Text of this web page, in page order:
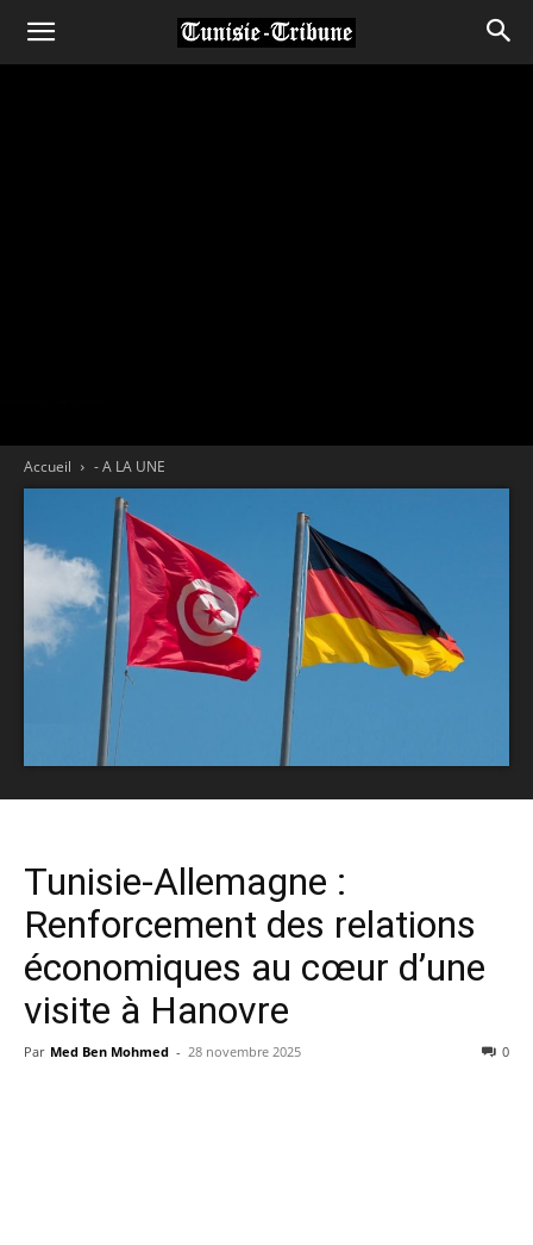
Accueil - A LA UNE
Tunisie-Allemagne :
Renforcement des relations
économiques au cœur d’une
visite à Hanovre
Par Med Ben Mohmed - 28 novembre 2025 0